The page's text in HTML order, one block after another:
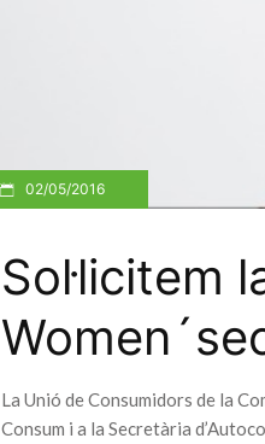
02/05/2016
Sol·licitem
La Unió de Consumidors de la
Consum i a la Secretària